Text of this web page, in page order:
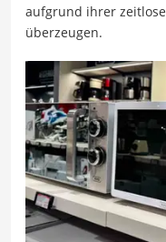
aufgrund ihrer
überzeugen.